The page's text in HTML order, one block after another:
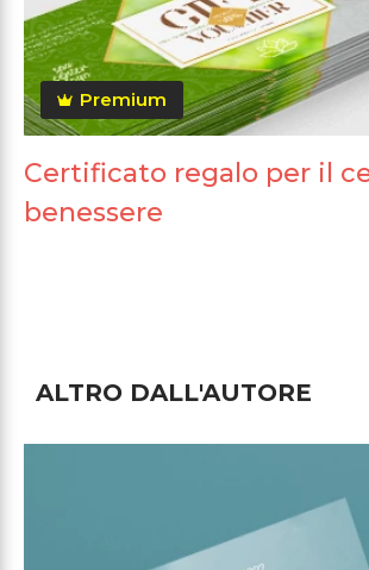
Premium
Certificato regalo per il
benessere
ALTRO DALL'AUTORE